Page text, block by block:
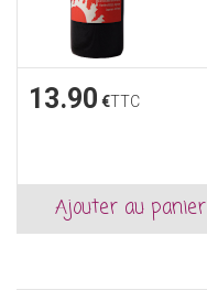
13.90 €TTC
Ajouter au panier